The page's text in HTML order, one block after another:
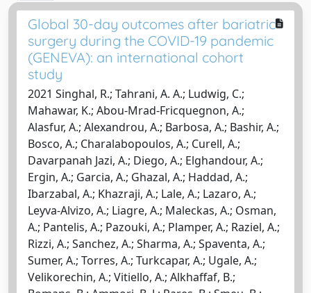
Global 30-day outcomes after bariatric
surgery during the COVID-19 pandemic
(GENEVA): an international cohort
study
2021 Singhal, R.; Tahrani, A. A.; Ludwig, C.;
Mahawar, K.; Abou-Mrad-Fricquegnon, A.;
Alasfur, A.; Alexandrou, A.; Barbosa, A.; Bashir, A.;
Bosco, A.; Charalabopoulos, A.; Curell, A.;
Davarpanah Jazi, A.; Diego, A.; Elghandour, A.;
Ergin, A.; Garcia, A.; Ghazal, A.; Haddad, A.;
Ibarzabal, A.; Khazraji, A.; Lale, A.; Lazaro, A.;
Leyva-Alvizo, A.; Liagre, A.; Maleckas, A.; Osman,
A.; Pantelis, A.; Pazouki, A.; Plamper, A.; Raziel, A.;
Rizzi, A.; Sanchez, A.; Sharma, A.; Spaventa, A.;
Sumer, A.; Torres, A.; Turkcapar, A.; Ugale, A.;
Velikorechin, A.; Vitiello, A.; Alkhaffaf, B.;